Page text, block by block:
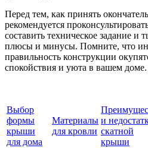
Перед тем, как принять
рекомендуется
составить техническое задание и
плюсы и минусы. Помните, что
правильность конструкции
спокойствия и уюта в вашем доме.
Выбор
формы
крыши
для дома
Материалы
для кровли
и
скатной
крыши